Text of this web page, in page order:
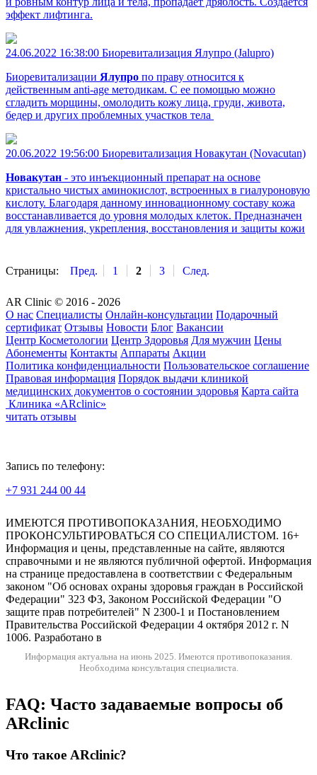
эффект лифтинга.
24.06.2022 16:38:00 Биоревитализация Ялупро (Jalupro)
Биоревитализации Ялупро по праву относится к
действенным anti-age методикам. С ее помощью можно
сгладить морщины, омолодить кожу лица, груди, живота,
бедер и других проблемных участков тела
20.06.2022 19:56:00 Биоревитализация Новакутан (Novacutan)
Новакутан - это инъекционный препарат на основе
кристально чистых аминокислот, встроенных в гиалуроновую
кислоту. Благодаря данному инновационному составу кожа
восстанавливается до уровня молодых клеток. Предназначен
для увлажнения, укрепления, восстановления и защиты кожи
Страницы: Пред. 1 2 3 След.
AR Clinic © 2016 - 2026
О нас Специалисты Онлайн-консультации Подарочный
сертификат Отзывы Новости Блог Вакансии
Центр Косметологии Центр Здоровья Для мужчин Цены
Абонементы Контакты Аппараты Акции
Политика конфиденциальности Пользовательское соглашение
Правовая информация Порядок выдачи клиникой
медицинских документов о состоянии здоровья Карта сайта
Клиника «ARclinic»
читать отзывы
Запись по телефону:
+7 931 244 00 44
ИМЕЮТСЯ ПРОТИВОПОКАЗАНИЯ, НЕОБХОДИМО
ПРОКОНСУЛЬТИРОВАТЬСЯ СО СПЕЦИАЛИСТОМ. 16+
Информация и цены, представленные на сайте, являются
справочными и не являются публичной офертой. Информация
на странице предоставлена в соответствии с Федеральным
законом "Об основах охраны здоровья граждан в Российской
Федерации" 323 ФЗ, Законом Российской Федерации "О
защите прав потребителей" N 2300-1 и Постановлением
Правительства Российской Федерации 4 октября 2012 г. N
1006. Разработано в
Информация актуальна на июнь 2025. Имеются противопоказания.
Необходима консультация специалиста.
FAQ: Часто задаваемые вопросы об
ARclinic
Что такое ARclinic?